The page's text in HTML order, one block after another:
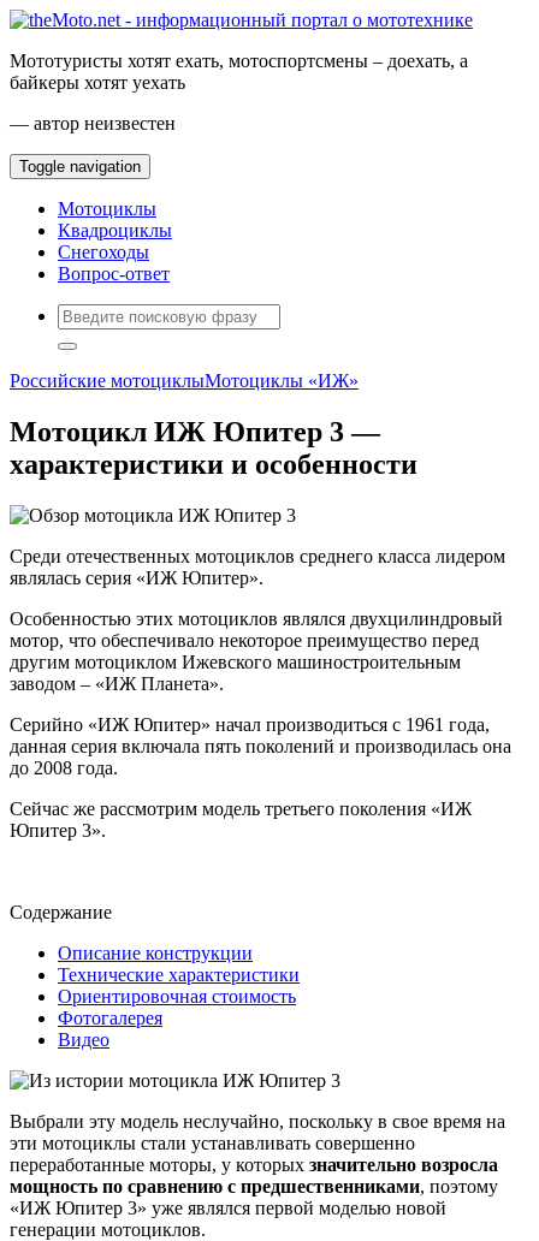
Мототуристы хотят ехать, мотоспортсмены – доехать, а
байкеры хотят уехать
— автор неизвестен
Toggle navigation
Мотоциклы
Квадроциклы
Снегоходы
Вопрос-ответ
Российские мотоциклыМотоциклы «ИЖ»
Мотоцикл ИЖ Юпитер 3 —
характеристики и особенности
Среди отечественных мотоциклов среднего класса лидером
являлась серия «ИЖ Юпитер».
Особенностью этих мотоциклов являлся двухцилиндровый
мотор, что обеспечивало некоторое преимущество перед
другим мотоциклом Ижевского машиностроительным
заводом – «ИЖ Планета».
Серийно «ИЖ Юпитер» начал производиться с 1961 года,
данная серия включала пять поколений и производилась она
до 2008 года.
Сейчас же рассмотрим модель третьего поколения «ИЖ
Юпитер 3».
Содержание
Описание конструкции
Технические характеристики
Ориентировочная cтоимость
Фотогалерея
Видео
Выбрали эту модель неслучайно, поскольку в свое время на
эти мотоциклы стали устанавливать совершенно
переработанные моторы, у которых значительно возросла
мощность по сравнению с предшественниками, поэтому
«ИЖ Юпитер 3» уже являлся первой моделью новой
генерации мотоциклов.